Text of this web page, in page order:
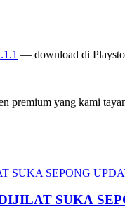
— download di
premium yang kami
SUKA